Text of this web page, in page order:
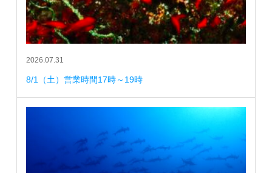
2026.07.31
8/1（土）営業時間17時～19時